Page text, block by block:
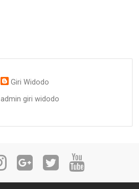
Giri Widodo
admin giri widodo